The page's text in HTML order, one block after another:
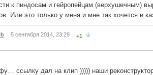
к пиндосам и гейропейцам (верхушечным)
Или это только у меня и мне так хочется и
5 сентября 2014, 23:29 +1
ссылку дал на клип ))))) наши